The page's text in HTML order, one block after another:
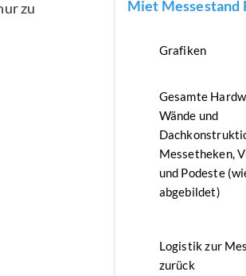
zu
Miet Messestand
Grafiken
Gesamte
Wände und
Messetheken,
und Podeste
abgebildet)
Logistik zur
zurück